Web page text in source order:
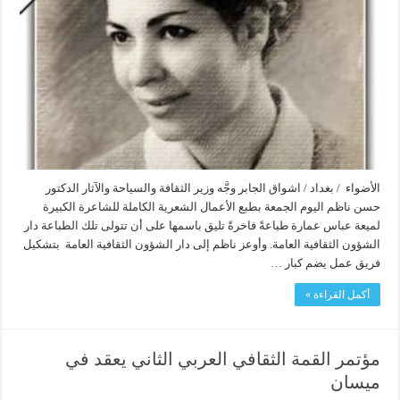
الأضواء / بغداد / اشواق الجابر وجَّه وزير الثقافة والسياحة والآثار الدكتور
حسن ناظم اليوم الجمعة بطبع الأعمال الشعرية الكاملة للشاعرة الكبيرة
لميعة عباس عمارة طباعةً فاخرةً تليق باسمها على أن تتولى تلك الطباعة دار
الشؤون الثقافية العامة. وأوعز ناظم إلى دار الشؤون الثقافية العامة بتشكيل
فريق عمل يضم كبار …
أكمل القراءة »
مؤتمر القمة الثقافي العربي الثاني يعقد في
ميسان